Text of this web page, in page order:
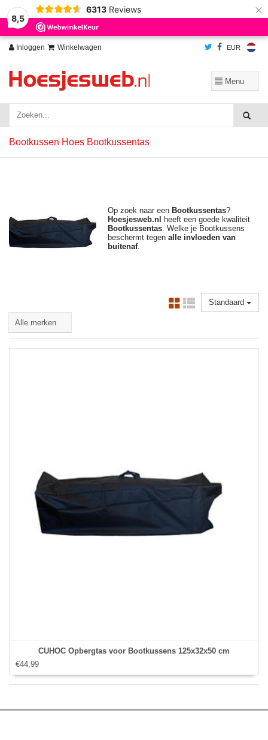
8,5
6313 Reviews ×
Inloggen Winkelwagen EUR
Bootkussen Hoes Bootkussentas
Op zoek naar een Bootkussentas?
Hoesjesweb.nl
heeft een goede kwaliteit
Bootkussentas. Welke je Bootkussens
beschermt tegen alle invloeden van
buitenaf.
Standaard
CUHOC Opbergtas voor Bootkussens 125x32x50 cm
€44,99
Wij slaan cookies op om onze website te verbeteren. Is dat akkoord?
Ja
Nee